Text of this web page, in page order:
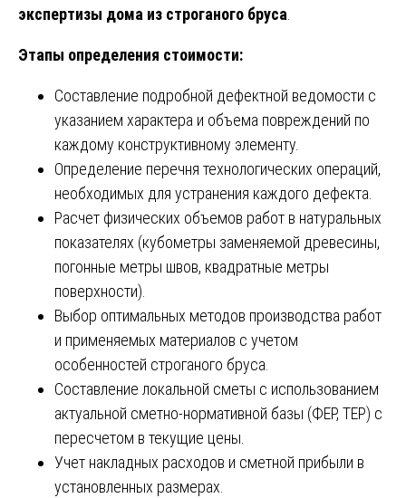
экспертизы дома из строганого бруса.
Этапы определения стоимости:
Составление подробной дефектной ведомости с
указанием характера и объема повреждений по
каждому конструктивному элементу.
Определение перечня технологических операций,
необходимых для устранения каждого дефекта.
Расчет физических объемов работ в натуральных
показателях (кубометры заменяемой древесины,
погонные метры швов, квадратные метры
поверхности).
Выбор оптимальных методов производства работ
и применяемых материалов с учетом
особенностей строганого бруса.
Составление локальной сметы с использованием
актуальной сметно-нормативной базы (ФЕР, ТЕР) с
пересчетом в текущие цены.
Учет накладных расходов и сметной прибыли в
установленных размерах.